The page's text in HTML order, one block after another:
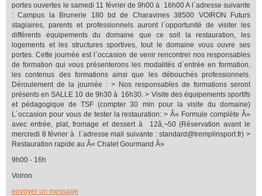
portes ouvertes le samedi 11 février de 9h00 à 16h00 A l`adresse suivante
: Campus la Brunerie 180 bd de Charavines 38500 VOIRON Futurs
stagiaires, parents et professionnels auront l`opportunité de visiter les
différents équipements du domaine que ce soit la restauration, les
logements et les structures sportives, tout le domaine vous ouvre ses
portes. Cette journée est l`occasion de venir rencontrer nos responsables
de formation qui vous présenterons les modalités d`entrée en formation,
les contenus des formations ainsi que les débouchés professionnels.
Déroulement de la journée : > Nos responsables de formations seront
présents en SALLE 10 de 9h30 à 16h30. > Visite des équipements sportifs
et pédagogique de TSF (compter 30 min pour la visite du domaine)
L`occasion pour vous de tester la restauration: > Â« Formule complète Â»
avec entrée, plat, fromage et dessert à 12â‚¬50 (Réservation avant le
mercredi 8 février à l`adresse mail suivante : standard@tremplinsport.fr) >
Restauration rapide au Â« Chalet Gourmand Â»
9h00 - 16h
Voiron
envoyer un message